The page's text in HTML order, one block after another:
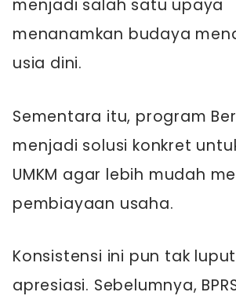
menjadi salah satu upaya
menanamkan budaya
usia dini.
Sementara itu, program
menjadi solusi konkret
UMKM agar lebih mudah
pembiayaan usaha.
Konsistensi ini pun tak
apresiasi. Sebelumnya,